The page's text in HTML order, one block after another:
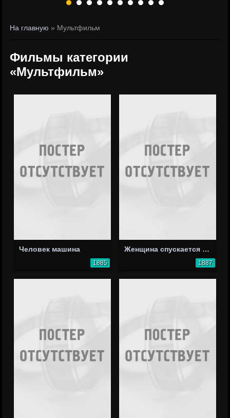
На главную » Мультфильм
Фильмы категории
«Мультфильм»
Человек машина
1885
Женщина спускается по лестнице
1887